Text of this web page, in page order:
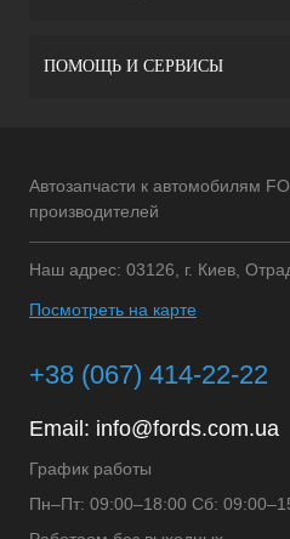
ПОМОЩЬ И СЕРВИСЫ
Автозапчасти к автомобилям
производителей
Наш адрес: 03126, г. Киев,
Посмотреть на карте
+38 (067) 414-22-22
Email: info@fords.com.ua
График работы
Пн–Пт: 09:00–18:00 Сб: